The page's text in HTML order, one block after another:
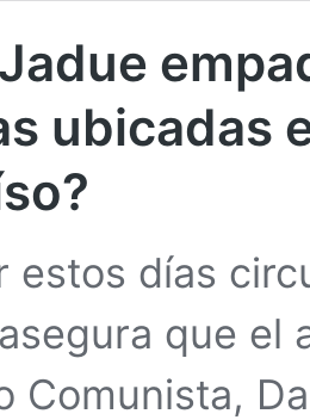
ubicadas
estos días
que el
Comunista,